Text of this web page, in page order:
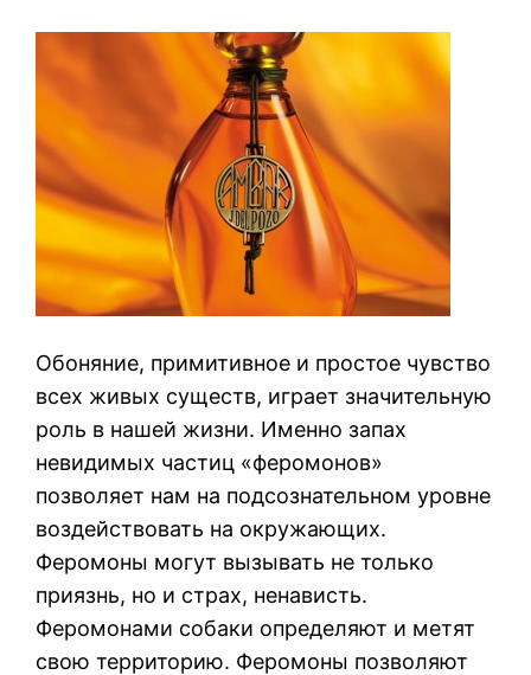
Обоняние, примитивное и простое чувство
всех живых существ, играет значительную
роль в нашей жизни. Именно запах
невидимых частиц «феромонов»
позволяет нам на подсознательном уровне
воздействовать на окружающих.
Феромоны могут вызывать не только
приязнь, но и страх, ненависть.
Феромонами собаки определяют и метят
свою территорию. Феромоны позволяют